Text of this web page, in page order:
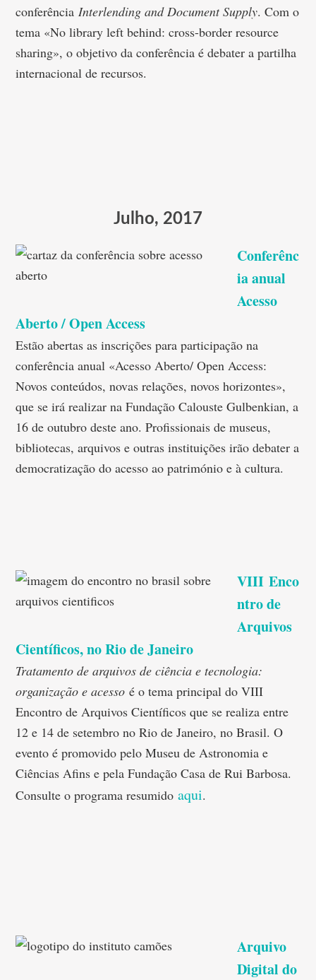
conferênciaInterlending and Document Supply. Com o
tema «No library left behind: cross-border resource
sharing», o objetivo da conferência é debater a partilha
internacional de recursos.
Julho, 2017
Conferênc
ia anual
Acesso
Aberto / Open Access
Estão abertas as inscrições para participação na
conferência anual «Acesso Aberto/ Open Access:
Novos conteúdos, novas relações, novos horizontes»,
que se irá realizar na Fundação Calouste Gulbenkian, a
16 de outubro deste ano. Profissionais de museus,
bibliotecas, arquivos e outras instituições irão debater a
democratização do acesso ao património e à cultura.
VIII Enco
ntro de
Arquivos
Científicos, no Rio de Janeiro
Tratamento de arquivos de ciência e tecnologia:
organização e acesso é o tema principal do VIII
Encontro de Arquivos Científicos que se realiza entre
12 e 14 de setembro no Rio de Janeiro, no Brasil. O
evento é promovido pelo Museu de Astronomia e
Ciências Afins e pela Fundação Casa de Rui Barbosa.
Consulte o programa resumidoaqui.
Arquivo
Digital do